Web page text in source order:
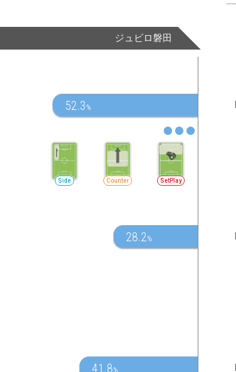
ジュビロ磐田
52.3 %
SetPlay
Counter
Side
28.2%
41.8%